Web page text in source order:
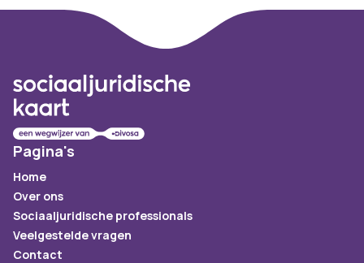
Pagina's
Home
Over ons
Sociaaljuridische professionals
Veelgestelde vragen
Contact